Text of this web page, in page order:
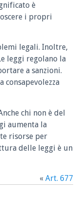
è
i propri
legali. Inoltre,
leggi regolano la
a sanzioni.
chi non è del
aumenta la
risorse per
delle leggi è un
« Art. 677